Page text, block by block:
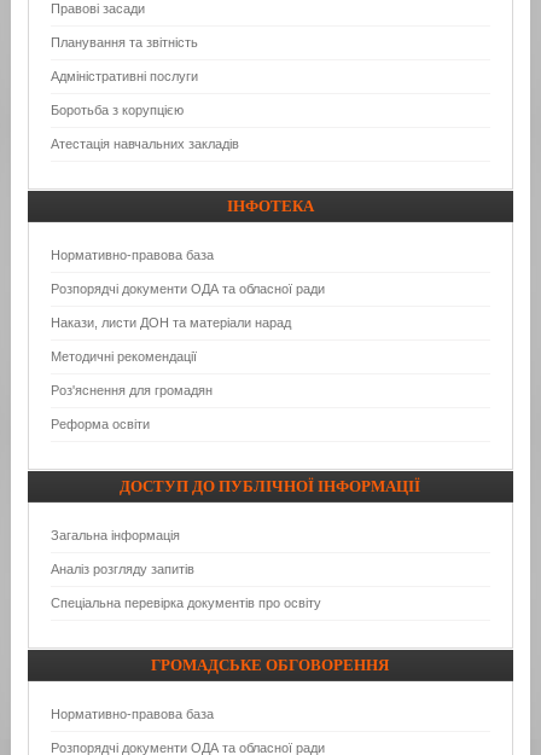
Правові засади
Планування та звітність
Адміністративні послуги
Боротьба з корупцією
Атестація навчальних закладів
ІНФОТЕКА
Нормативно-правова база
Розпорядчі документи ОДА та обласної ради
Накази, листи ДОН та матеріали нарад
Методичні рекомендації
Роз'яснення для громадян
Реформа освіти
ДОСТУПДО ПУБЛІЧНОЇ ІНФОРМАЦІЇ
Загальна інформація
Аналіз розгляду запитів
Спеціальна перевірка документів про освіту
ГРОМАДСЬКЕОБГОВОРЕННЯ
Нормативно-правова база
Розпорядчі документи ОДА та обласної ради